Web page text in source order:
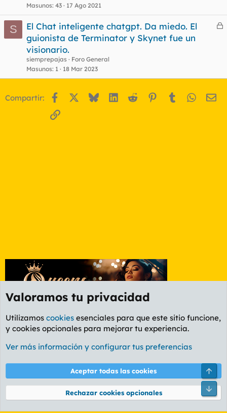
Masunos 43 17 Ago 2021
S
C
d
El Chat inteligente chatgpt. Da miedo. El
guionista de Terminator y Skynet fue un
visionario.
siemprepajas
Foro General
Masunos 1 18 Mar 2023
Compartir: Facebook BlueskyLinkedIn
Reddit Pinterest
Tumblr
Enlace
Foro Ocio y Cultura
Cookies
PL OLDSTYLE AMARILLO
Términos y reglas Política de privacidad Ayuda
Community platform by XenForo® © 2010-2026 XenForo Ltd.
Valoramos tu privacidad
Utilizamos cookies esenciales para que este sitio funcione,
y cookies opcionales para mejorar tu experiencia.
Ver más información y configurar tus preferencias
Aceptar todas las cookies
Rechazar cookies opcionales
Pie